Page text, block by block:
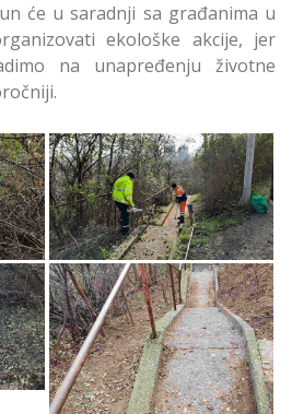
će u saradnji sa građanima u
ekološke akcije, jer
na unapređenju životne
Očišćeno Stepenište
kod Ulice Izletnički
Put u Zemunu
Očišćeno Stepenište
kod Ulice Izletnički
Put u Zemunu